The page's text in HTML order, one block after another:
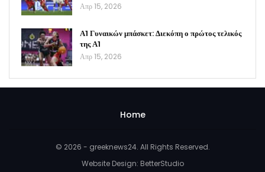
Απρ 15, 2026
Α1 Γυναικών μπάσκετ: Διεκόπη ο πρώτος τελικός
της Α1
Απρ 15, 2026
Home
© 2026 - greeknews24. All Rights Reserved.
Website Design: BetterStudio